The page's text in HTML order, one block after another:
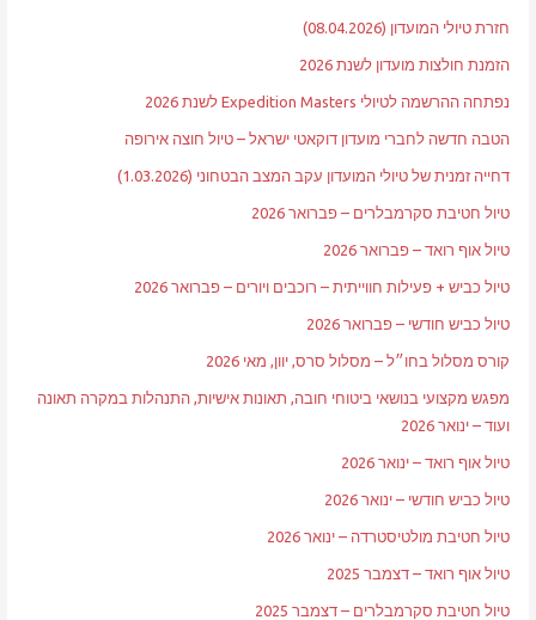
חזרת טיולי המועדון (08.04.2026)
הזמנת חולצות מועדון לשנת 2026
נפתחה ההרשמה לטיולי Expedition Masters לשנת 2026
הטבה חדשה לחברי מועדון דוקאטי ישראל – טיול חוצה אירופה
דחייה זמנית של טיולי המועדון עקב המצב הבטחוני (1.03.2026)
טיול חטיבת סקרמבלרים – פברואר 2026
טיול אוף רואד – פברואר 2026
טיול כביש + פעילות חווייתית – רוכבים ויורים – פברואר 2026
טיול כביש חודשי – פברואר 2026
קורס מסלול בחו״ל – מסלול סרס, יוון, מאי 2026
מפגש מקצועי בנושאי ביטוחי חובה, תאונות אישיות, התנהלות במקרה תאונה
ועוד – ינואר 2026
טיול אוף רואד – ינואר 2026
טיול כביש חודשי – ינואר 2026
טיול חטיבת מולטיסטרדה – ינואר 2026
טיול אוף רואד – דצמבר 2025
טיול חטיבת סקרמבלרים – דצמבר 2025